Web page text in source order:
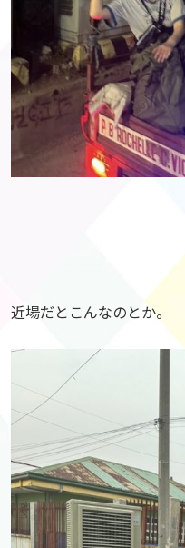
近場だとこんなのとか。